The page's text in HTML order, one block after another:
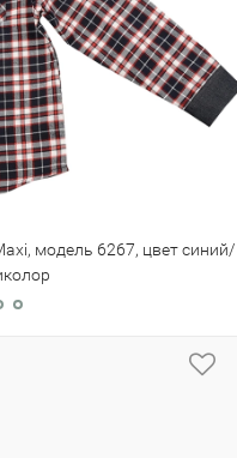
модель 6267, цвет синий/